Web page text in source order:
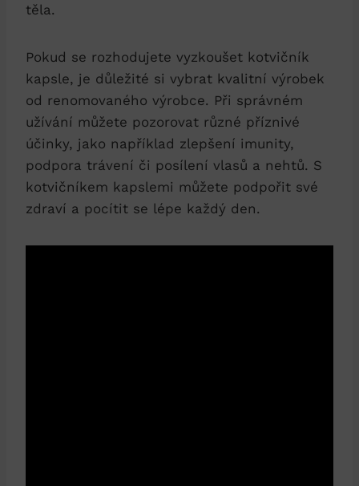
těla.
Pokud se rozhodujete vyzkoušet kotvičník
kapsle, je důležité si vybrat kvalitní výrobek
od renomovaného výrobce. Při správném
užívání můžete pozorovat různé příznivé
účinky, jako například zlepšení imunity,
podpora trávení či posílení vlasů a nehtů. S
kotvičníkem kapslemi můžete podpořit své
zdraví a pocítit se lépe každý den.